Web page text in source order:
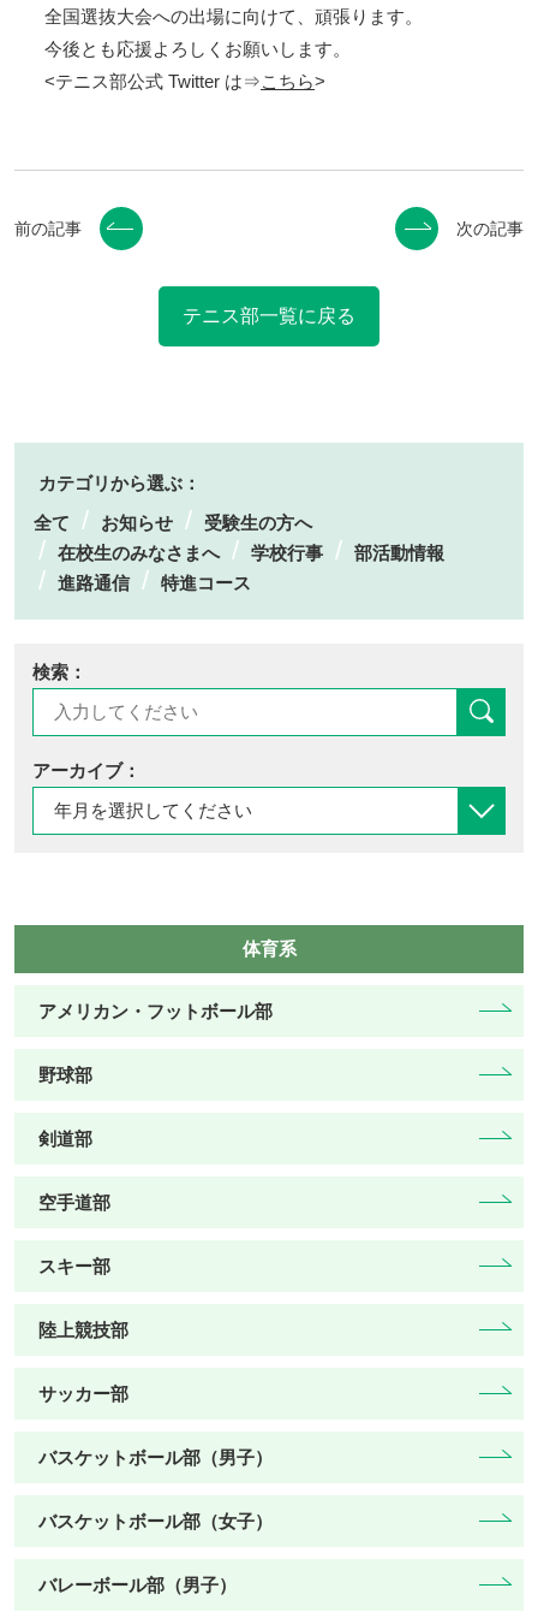
全国選抜大会への出場に向けて、頑張ります。
今後とも応援よろしくお願いします。
<テニス部公式 Twitter は⇒こちら>
前の記事
テニス部一覧に戻る
次の記事
カテゴリから選ぶ：
全て
お知らせ
受験生の方へ
在校生のみなさまへ
学校行事
部活動情報
進路通信
特進コース
検索：
アーカイブ：
体育系
アメリカン・フットボール部
野球部
剣道部
空手道部
スキー部
陸上競技部
サッカー部
バスケットボール部（男子）
バスケットボール部（女子）
バレーボール部（男子）